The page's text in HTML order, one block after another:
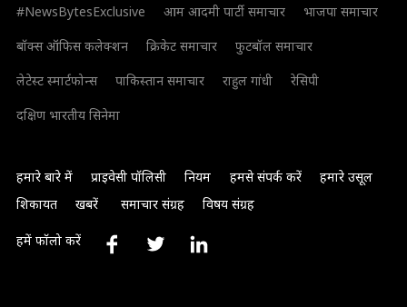
#NewsBytesExclusive
आम आदमी पार्टी समाचार
भाजपा समाचार
बॉक्स ऑफिस कलेक्शन
क्रिकेट समाचार
फुटबॉल समाचार
लेटेस्ट स्मार्टफोन्स
पाकिस्तान समाचार राहुल गांधी
रेसिपी
दक्षिण भारतीय सिनेमा
हमारे बारे में प्राइवेसी पॉलिसी नियम हमसे संपर्क करें
हमारे उसूल
शिकायत
खबरें समाचार संग्रह विषय संग्रह
हमें फॉलो करें